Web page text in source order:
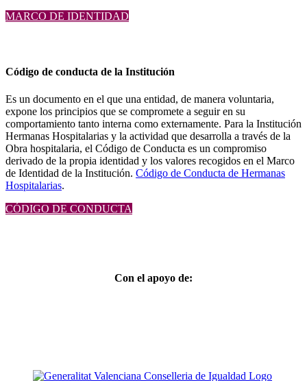
MARCO DE IDENTIDAD
Código de conducta de la Institución
Es un documento en el que una entidad, de manera voluntaria,
expone los principios que se compromete a seguir en su
comportamiento tanto interna como externamente. Para la Institución
Hermanas Hospitalarias y la actividad que desarrolla a través de la
Obra hospitalaria, el Código de Conducta es un compromiso
derivado de la propia identidad y los valores recogidos en el Marco
de Identidad de la Institución. Código de Conducta de Hermanas
Hospitalarias.
CÓDIGO DE CONDUCTA
Con el apoyo de: